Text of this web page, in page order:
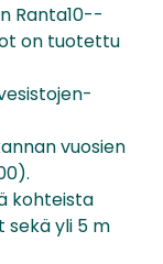
Ranta10--
on tuotettu
vuosien
kohteista
sekä yli 5 m